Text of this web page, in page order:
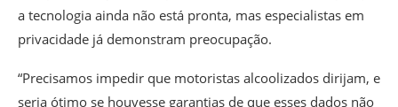
a tecnologia ainda não está pronta, mas especialistas em
privacidade já demonstram preocupação.
“Precisamos impedir que motoristas alcoolizados dirijam, e
seria ótimo se houvesse garantias de que esses dados não